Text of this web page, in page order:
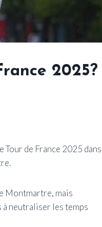
2025?
de France 2025 dans
Montmartre, mais
neutraliser les temps